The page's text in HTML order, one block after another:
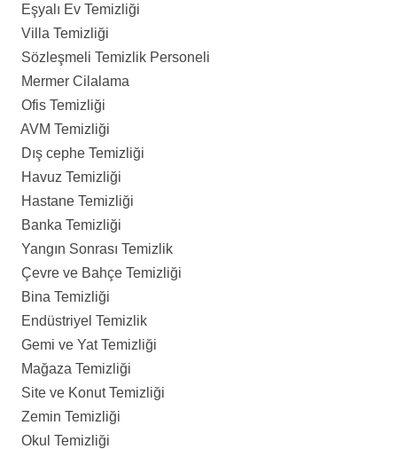
Eşyalı Ev Temizliği
Villa Temizliği
Sözleşmeli Temizlik Personeli
Mermer Cilalama
Ofis Temizliği
AVM Temizliği
Dış cephe Temizliği
Havuz Temizliği
Hastane Temizliği
Banka Temizliği
Yangın Sonrası Temizlik
Çevre ve Bahçe Temizliği
Bina Temizliği
Endüstriyel Temizlik
Gemi ve Yat Temizliği
Mağaza Temizliği
Site ve Konut Temizliği
Zemin Temizliği
Okul Temizliği